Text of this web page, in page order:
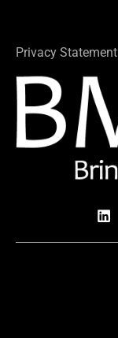
Privacy Statement